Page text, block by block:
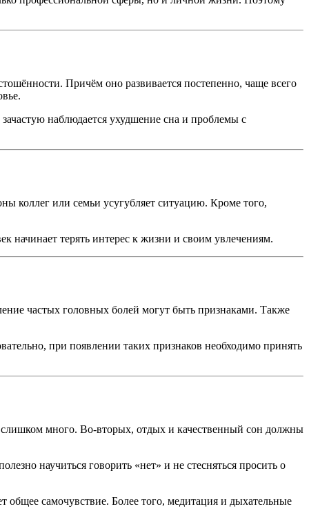
Причём оно развивается постепенно, чаще всего
наблюдается ухудшение сна и проблемы с
коллег или семьи усугубляет ситуацию. Кроме того,
начинает терять интерес к жизни и своим увлечениям.
частых головных болей могут быть признаками. Также
при появлении таких признаков необходимо принять
слишком много. Во-вторых, отдых и качественный сон должны
научиться говорить «нет» и не стесняться просить о
общее самочувствие. Более того, медитация и дыхательные